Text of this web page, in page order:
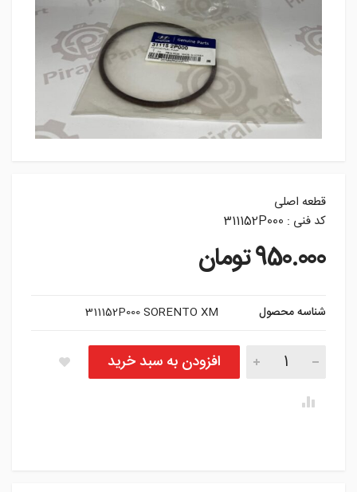
قطعه اصلی
کد فنی : 311152P000
950.000تومان
شناسه محصول 311152P000 SORENTO XM
اورینگ پمپ بنزین سورنتو XM تعدادافزودن به سبد خرید